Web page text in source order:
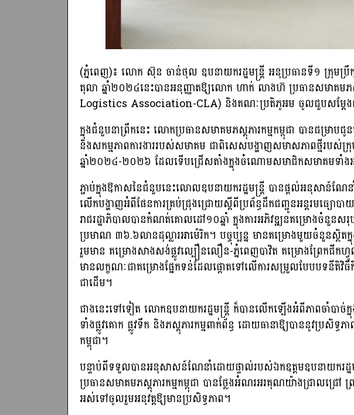
(ភ្នំពេញ)៖​ លោក ស៊ុន ចាន់ថុល ឧបនាយករដ្ឋមន្ត្រី អនុប្រធានទី១ ក្រុមប្រឹក្ស
តុលា​ ឆ្នាំ២០២៤នេះបានអនុញ្ញាតឱ្យលោក ហាក់ លាងហ៊ ប្រធានសមាគមភ
Logistics Association-CLA) និងគណៈប្រតិភូអម ចូលជួបសម្តែងកា
ក្នុងជំនួបនាព្រឹកនេះ លោកប្រធានសមាគមភស្តុភារកម្មកម្ពុជា បានជម្រ
និងសកម្មភាពការងាររបស់សមាគម ជាពិសេសបង្ហាញសមាសភាពថ្មីរបស់ក្
ឆ្នាំ២០២៤-២០២៦ ដែលទើបជ្រើសតាំងក្នុងចំណោមសមាជិកសមាគមទ
ភ្ជាប់ក្នុងឱកាសនៃជំនួបនេះលោលឧបនាយករដ្ឋមន្ត្រី បានផ្ដល់អនុសាន៍
លើកបង្ហាញអំពីផែនការគ្រប់ជ្រុងជ្រោយស្ដីពីប្រព័ន្ធដឹកជញ្ជូនអន្តរមធ្យ
រាជរដ្ឋាភិបាលបានកំណត់គោលដៅ១០ឆ្នាំ ក្នុងការអភិវឌ្ឍនគម្រោងចំនួន
ប្រមាណ ៣៦.៦លានដុល្លារអាម៉េរិក។ បច្ចុប្បន្ន មានគម្រោងមួយចំនួនស្ថិត
រួមមាន គម្រោងសាងសង់ផ្លូវល្បឿនលឿន-ភ្នំពេញបាវិត គម្រោងព្រែក
មានលក្ខណៈជាគម្រោងផ្នែកទន់ដែលផ្តោតទៅលើការសម្រួលបែបបទនីតិវិធី
ជាដើម។
ជាងនេះទៅទៀត លោកឧបនាយករដ្ឋមន្ត្រី ក៏បានលើកឡើងអំពីភាពចាំបាច់ក្នុ
ទាំងផ្លូវគោក ផ្លូវទឹក និងភស្តុភារកម្មពាក់ព័ន្ធ ដោយធានាឱ្យបាននូវប្រសិទ្
កម្ពុជា។
បន្ទាប់ពីទទួលបានអនុសាសន៍ណែនាំដោយផ្ទាល់របស់ឯកឧត្តមឧបនាយករដ្
ប្រធានសមាគមភស្តុភារកម្មកម្ពុជា បានថ្លែងអំណរអរគុណយ៉ាងជ្រាលជ្
អស់ទៅចូលរួមអនុវត្តឱ្យមានប្រសិទ្ធភាព។